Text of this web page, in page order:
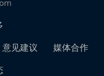
意见建议
媒体合作